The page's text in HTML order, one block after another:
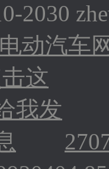
2030
电动汽车